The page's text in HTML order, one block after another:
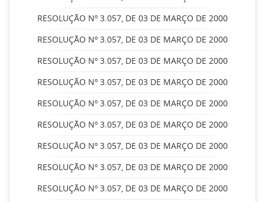
RESOLUÇÃO Nº 3.057, DE 03 DE MARÇO DE 2000
RESOLUÇÃO Nº 3.057, DE 03 DE MARÇO DE 2000
RESOLUÇÃO Nº 3.057, DE 03 DE MARÇO DE 2000
RESOLUÇÃO Nº 3.057, DE 03 DE MARÇO DE 2000
RESOLUÇÃO Nº 3.057, DE 03 DE MARÇO DE 2000
RESOLUÇÃO Nº 3.057, DE 03 DE MARÇO DE 2000
RESOLUÇÃO Nº 3.057, DE 03 DE MARÇO DE 2000
RESOLUÇÃO Nº 3.057, DE 03 DE MARÇO DE 2000
RESOLUÇÃO Nº 3.057, DE 03 DE MARÇO DE 2000